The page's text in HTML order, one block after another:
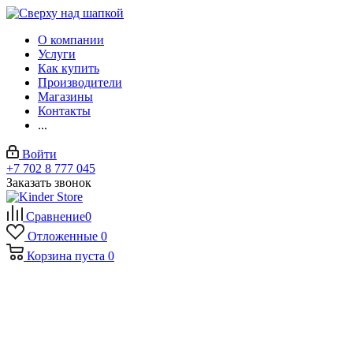
О компании
Услуги
Как купить
Производители
Магазины
Контакты
...
Войти
+7 702 8 777 045
Заказать звонок
Сравнение0
Отложенные 0
Корзина пуста 0